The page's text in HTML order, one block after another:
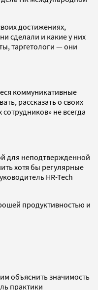
достижениях,
сделали и какие у них
таргетологи — они
коммуникативные
рассказать о своих
не всегда
для неподтвержденной
хотя бы регулярные
HR-Tech
продуктивностью и
объяснить значимость
практики